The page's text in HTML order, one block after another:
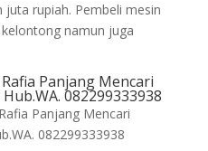
rupiah. Pembeli mesin
namun juga
Panjang Mencari
082299333938